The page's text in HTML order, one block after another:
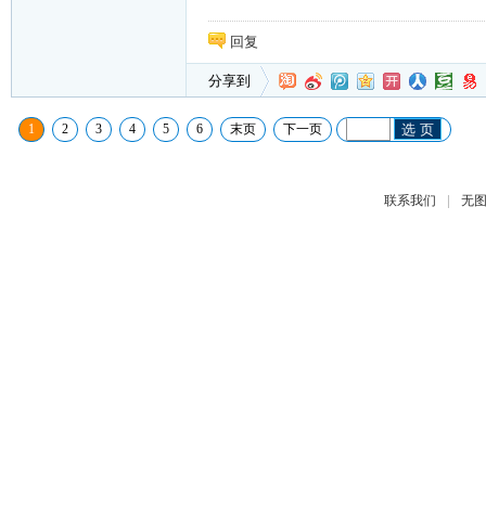
回复
分享到
1 2 3 4 5 6 末页 下一页 选 页
联系我们 | 无